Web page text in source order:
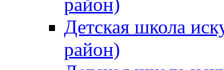
Детская школа
район)